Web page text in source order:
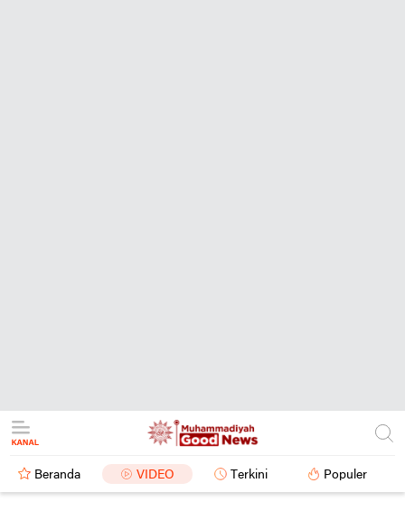
Beranda VIDEO Terkini Populer